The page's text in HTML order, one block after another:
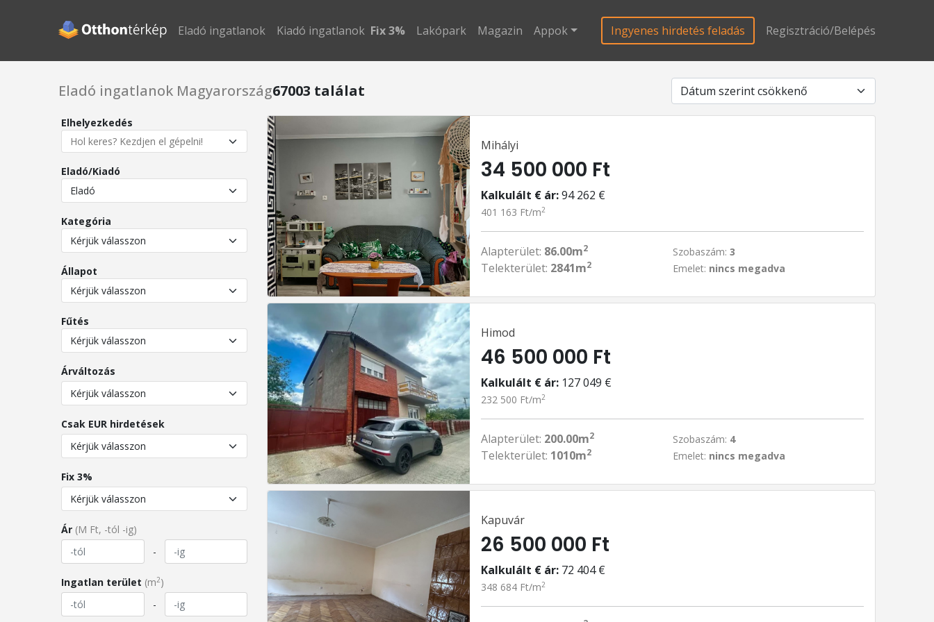
Eladó ingatlanok Kiadó ingatlanok Fix 3% Lakópark Magazin Appok Ingyenes hirdetés feladás Regisztráció/Belépés
Eladó ingatlanok Magyarország67003 találat
Elhelyezkedés
Eladó/Kiadó
Kategória
Állapot
Fűtés
Árváltozás
Csak EUR hirdetések
Fix 3%
Ár (M Ft, -tól -ig)
-
Ingatlan terület (m2)
-
Mihályi
34 500 000 Ft
Kalkulált € ár:94 262 €
401 163 Ft/m2
Alapterület: 86.00m2
Telekterület: 2841m2
Szobaszám: 3
Emelet: nincs megadva
Himod
46 500 000 Ft
Kalkulált € ár: 127 049 €
232 500 Ft/m2
Alapterület: 200.00m2
Telekterület: 1010m2
Szobaszám: 4
Emelet: nincs megadva
Kapuvár
26 500 000 Ft
Kalkulált € ár: 72 404 €
348 684 Ft/m2